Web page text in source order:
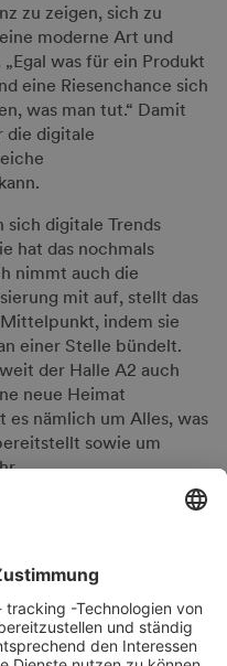
zu zeigen, sich zu
moderne Art und
was für ein Produkt
eine Riesenchance sich
was man tut.“ Damit
die digitale
sich digitale Trends
hat das nochmals
nimmt auch die
mit auf, stellt das
indem sie
einer Stelle bündelt.
der Halle A2 auch
neue Heimat
nämlich um Alles, was
sowie um